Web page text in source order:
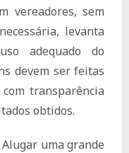
vereadores, sem
levanta
adequado do
devem ser feitas
transparência
obtidos.
Alugar uma grande